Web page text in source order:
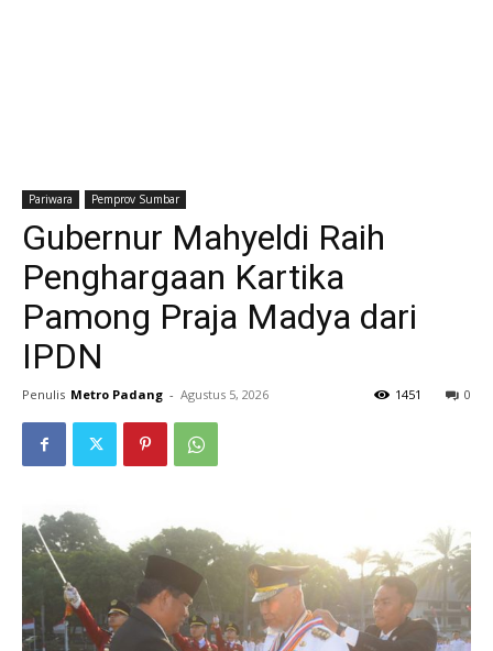
Pariwara Pemprov Sumbar
Gubernur Mahyeldi Raih
Penghargaan Kartika
Pamong Praja Madya dari
IPDN
Penulis Metro Padang - Agustus 5, 2026 0
1451